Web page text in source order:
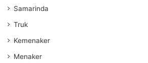
Samarinda
Truk
Kemenaker
Menaker